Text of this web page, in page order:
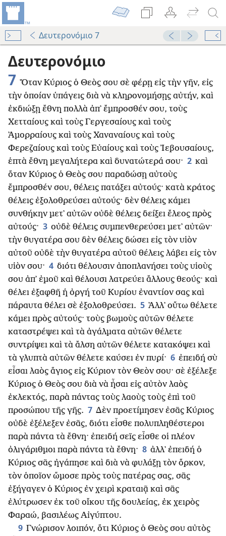
Δευτερονόμιο 7
Δευτερονόμιο
7 Ὅταν Κύριος ὁ Θεὸς σου σὲ φέρῃ εἰς τὴν γῆν, εἰς
τὴν ὁποίαν ὑπάγεις διὰ νὰ κληρονομήσῃς αὐτήν, καὶ
ἐκδιώξῃ ἔθνη πολλὰ ἀπ᾿ ἔμπροσθέν σου, τοὺς
Χετταίους καὶ τοὺς Γεργεσαίους καὶ τοὺς
᾿Αμορραίους καὶ τοὺς Χαναναίους καὶ τοὺς
Φερεζαίους καὶ τοὺς Εὐαίους καὶ τοὺς Ἰεβουσαίους,
ἑπτὰ ἔθνη μεγαλήτερα καὶ δυνατώτερά σου· 2 καὶ
ὅταν Κύριος ὁ Θεὸς σου παραδώσῃ αὐτοὺς
ἔμπροσθέν σου, θέλεις πατάξει αὐτούς· κατὰ κράτος
θέλεις ἐξολοθρεύσει αὐτούς· δὲν θέλεις κάμει
συνθήκην μετ᾿ αὐτῶν οὐδὲ θέλεις δείξει ἔλεος πρὸς
αὐτούς· 3 οὐδὲ θέλεις συμπενθερεύσει μετ᾿ αὐτῶν·
τὴν θυγατέρα σου δὲν θέλεις δώσει εἰς τὸν υἱὸν
αὐτοῦ οὐδὲ τὴν θυγατέρα αὐτοῦ θέλεις λάβει εἰς τὸν
υἱὸν σου· 4 διότι θέλουσιν ἀποπλανήσει τοὺς υἱοὺς
σου ἀπ᾿ ἐμοῦ καὶ θέλουσι λατρεύει ἄλλους θεούς· καὶ
θέλει ἐξαφθῆ ἡ ὀργή τοῦ Κυρίου ἐναντίον σας καὶ
πάραυτα θέλει σὲ ἐξολοθρεύσει. 5 ᾿Αλλ᾿ οὕτω θέλετε
κάμει πρὸς αὐτούς· τοὺς βωμοὺς αὐτῶν θέλετε
καταστρέψει καὶ τὰ ἀγάλματα αὐτῶν θέλετε
συντρίψει καὶ τὰ ἄλση αὐτῶν θέλετε κατακόψει καὶ
τὰ γλυπτὰ αὐτῶν θέλετε καύσει ἐν πυρί· 6 ἐπειδή σὺ
εἶσαι λαὸς ἅγιος εἰς Κύριον τὸν Θεὸν σου· σὲ ἐξέλεξε
Κύριος ὁ Θεὸς σου διὰ νὰ ἦσαι εἰς αὐτὸν λαὸς
ἐκλεκτός, παρὰ πάντας τοὺς λαοὺς τοὺς ἐπὶ τοῦ
προσώπου τῆς γῆς. 7 Δὲν προετίμησεν ἐσᾶς Κύριος
οὐδὲ ἐξέλεξεν ἐσᾶς, διότι εἶσθε πολυπληθέστεροι
παρὰ πάντα τὰ ἔθνη· ἐπειδή σεῖς εἶσθε οἱ πλέον
ὀλιγάριθμοι παρὰ πάντα τὰ ἔθνη· 8 ἀλλ᾿ ἐπειδή ὁ
Κύριος σᾶς ἠγάπησε καὶ διὰ νὰ φυλάξῃ τὸν ὅρκον,
τὸν ὁποῖον ὥμοσε πρὸς τοὺς πατέρας σας, σᾶς
ἐξήγαγεν ὁ Κύριος ἐν χειρὶ κραταιᾷ καὶ σᾶς
ἐλύτρωσεν ἐκ τοῦ οἴκου τῆς δουλείας, ἐκ χειρὸς
Φαραώ, βασιλέως Αἰγύπτου.
9 Γνώρισον λοιπόν, ὅτι Κύριος ὁ Θεὸς σου αὐτὸς